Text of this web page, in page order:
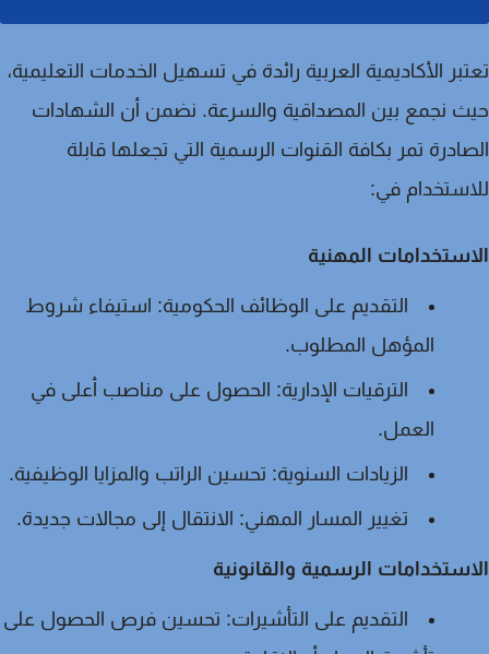
الأكاديمية العربيةرائدة في تسهيل الخدمات التعليمية،
نجمع بين المصداقية والسرعة. نضمن أن الشهادات
تمر بكافة القنوات الرسمية التي تجعلها قابلة
في:
المهنية
التقديم على الوظائف الحكومية:استيفاء شروط
المؤهل المطلوب.
الترقيات الإدارية:الحصول على مناصب أعلى في
العمل.
الزيادات السنوية:تحسين الراتب والمزايا الوظيفية.
تغيير المسار المهني:الانتقال إلى مجالات جديدة.
الرسمية والقانونية
التقديم على التأشيرات:تحسين فرص الحصول على